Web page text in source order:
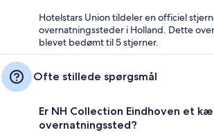
Hotelstars Union tildeler en officiel
overnatningssteder i Holland. Dette
blevet bedømt til 5 stjerner.
Ofte stillede spørgsmål
Er NH Collection Eindhoven et
overnatningssted?